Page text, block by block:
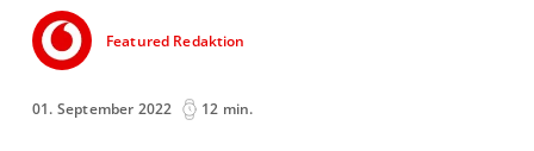
Featured Redaktion
01. September 2022 12 min.